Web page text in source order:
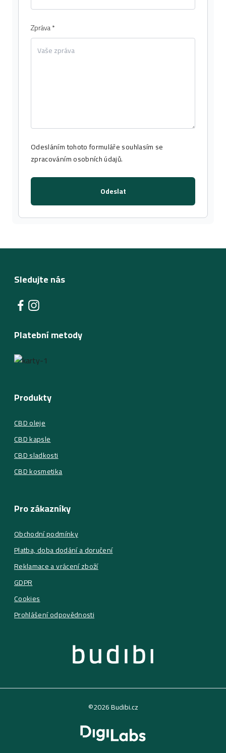
Zpráva *
Odesláním tohoto formuláře souhlasím se
zpracováním osobních údajů.
Odeslat
Pro zákazníky
Obchodní podmínky
Platba, doba dodání a doručení
Reklamace a vrácení zboží
GDPR
Cookies
Prohlášení odpovědnosti
Produkty
CBD oleje
CBD kapsle
CBD sladkosti
CBD kosmetika
Sledujte nás
Platební metody
©2026 Budibi.cz